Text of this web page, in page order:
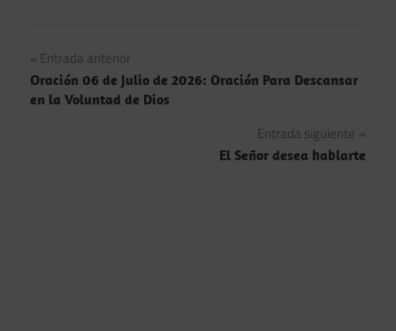
Navegación
de
Entrada anterior
Oración 06 de Julio de 2026: Oración Para Descansar
en la Voluntad de Dios
Entrada siguiente
El Señor desea hablarte